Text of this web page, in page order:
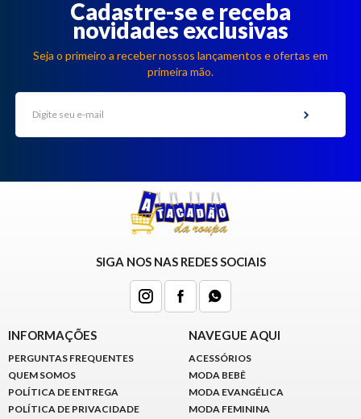
Cadastre-se e receba
novidades exclusivas
Seja o primeiro a receber nossos lançamentos e ofertas em
primeira mão.
SIGA NOS NAS REDES SOCIAIS
INFORMAÇÕES
PERGUNTAS FREQUENTES
QUEM SOMOS
POLÍTICA DE ENTREGA
POLÍTICA DE PRIVACIDADE
NAVEGUE AQUI
ACESSÓRIOS
MODA BEBÊ
MODA EVANGÉLICA
MODA FEMININA